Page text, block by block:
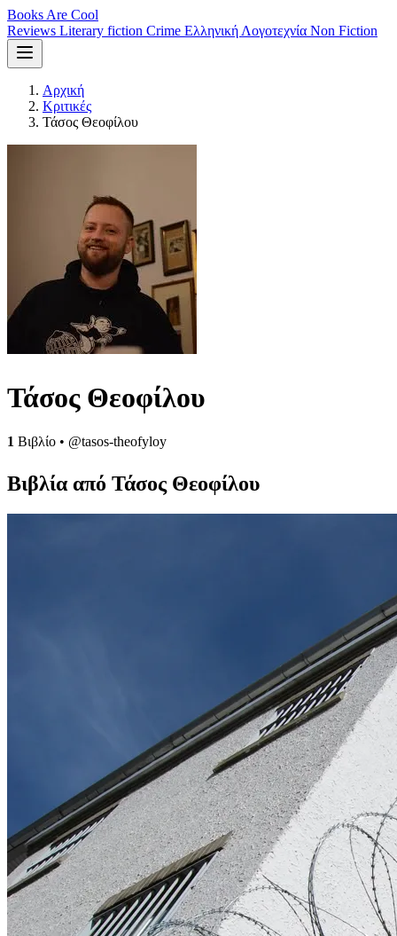
Books Are Cool
Reviews Literary fiction Crime Ελληνική Λογοτεχνία Non Fiction
Αρχική
Κριτικές
Τάσος Θεοφίλου
Τάσος Θεοφίλου
1 Βιβλίο • @tasos-theofyloy
Βιβλία από Τάσος Θεοφίλου